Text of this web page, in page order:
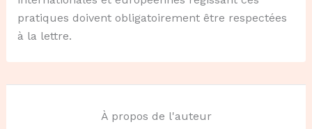
pratiques doivent obligatoirement être respectées
à la lettre.
À propos de l'auteur